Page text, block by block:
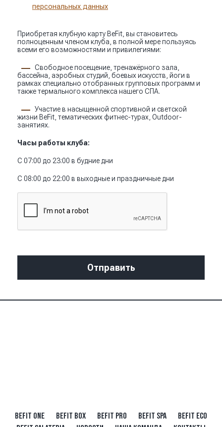
персональных данных
Приобретая клубную карту BeFit, вы становитесь
полноценным членом клуба, в полной мере пользуясь
всеми его возможностями и привилегиями:
Свободное посещение, тренажёрного зала,
бассейна, аэробных студий, боевых искусств, йоги в
рамках специально отобранных групповых программ и
также термального комплекса нашего СПА.
Участие в насыщенной спортивной и светской
жизни BeFit, тематических фитнес-турах, Outdoor-
занятиях.
Часы работы клуба:
С 07:00 до 23:00 в будние дни
С 08:00 до 22:00 в выходные и праздничные дни
BEFIT ONE BEFIT BOX BEFIT PRO BEFIT SPA
BEFIT ECO